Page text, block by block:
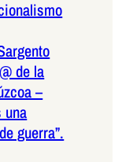
de la
–
una
guerra”.